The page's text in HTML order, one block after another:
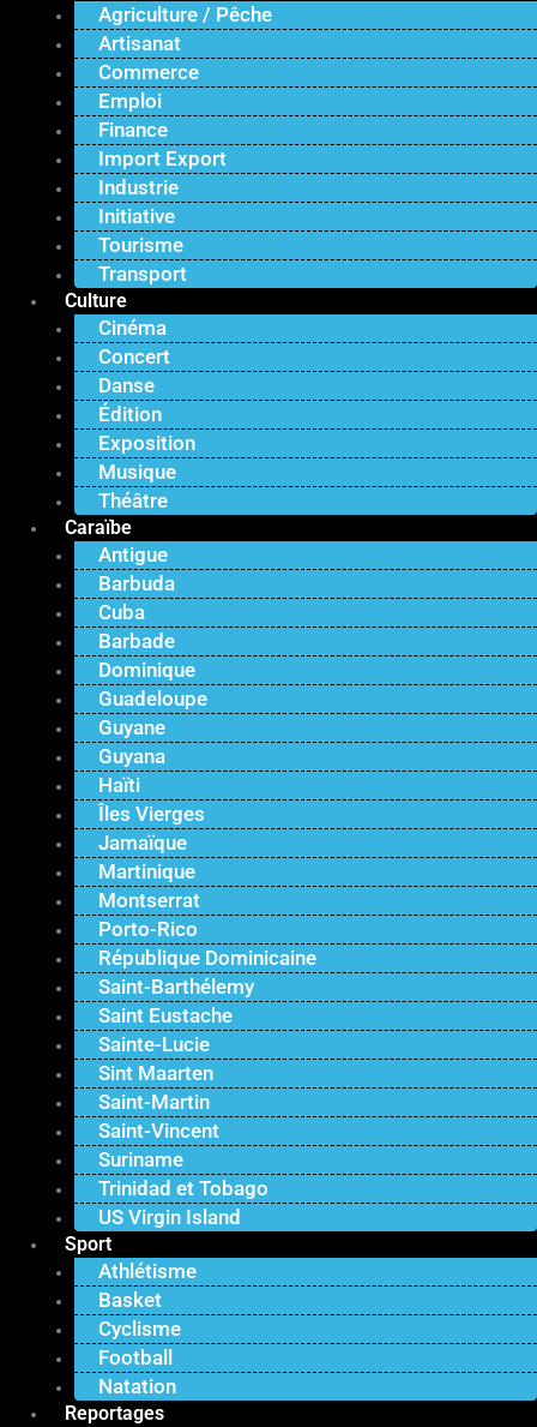
Agriculture / Pêche
Artisanat
Commerce
Emploi
Finance
Import Export
Industrie
Initiative
Tourisme
Transport
Culture
Cinéma
Concert
Danse
Édition
Exposition
Musique
Théâtre
Caraïbe
Antigue
Barbuda
Cuba
Barbade
Dominique
Guadeloupe
Guyane
Guyana
Haïti
Îles Vierges
Jamaïque
Martinique
Montserrat
Porto-Rico
République Dominicaine
Saint-Barthélemy
Saint Eustache
Sainte-Lucie
Sint Maarten
Saint-Martin
Saint-Vincent
Suriname
Trinidad et Tobago
US Virgin Island
Sport
Athlétisme
Basket
Cyclisme
Football
Natation
Reportages